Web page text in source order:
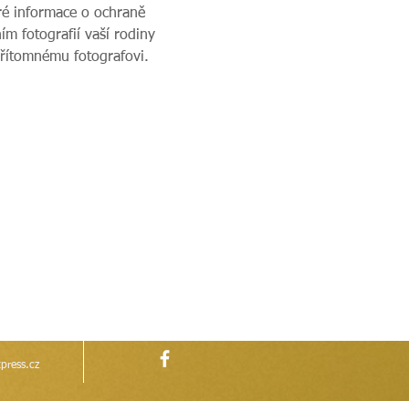
informace o ochraně
fotografií vaší rodiny
fotografovi.